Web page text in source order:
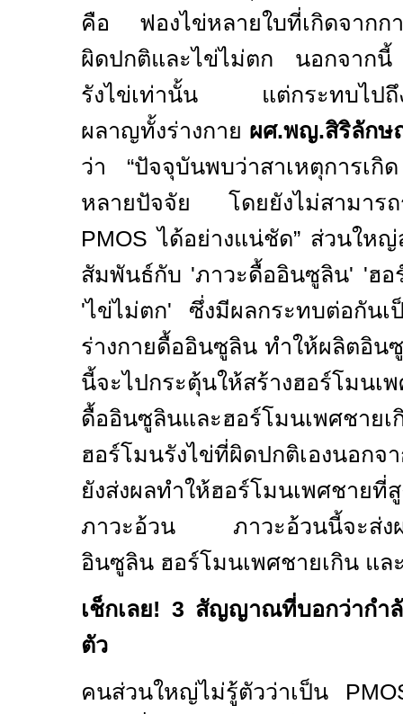
คือ ฟองไข่หลายใบที่เกิดจากก
ผิดปกติและไข่ไม่ตก นอกจาก
รังไข่เท่านั้น แต่กระทบไปถึง
ผลาญทั้งร่างกาย ผศ.พญ.สิริลักษ
ว่า “ปัจจุบันพบว่าสาเหตุการเ
หลายปัจจัย โดยยังไม่สามารถ
PMOSได้อย่างแน่ชัด” ส่วนให
สัมพันธ์กับ 'ภาวะดื้ออินซูลิน' 'ฮอ
'ไข่ไม่ตก' ซึ่งมีผลกระทบต่อกัน
ร่างกายดื้ออินซูลิน ทำให้ผลิตอิน
นี้จะไปกระตุ้นให้สร้างฮอร์โมน
ดื้ออินซูลินและฮอร์โมนเพศชายเ
ฮอร์โมนรังไข่ที่ผิดปกติเองนอกจ
ยังส่งผลทำให้ฮอร์โมนเพศชา
ภาวะอ้วน ภาวะอ้วนนี้จะส่งผ
อินซูลิน ฮอร์โมนเพศชายเกิน แล
เช็กเลย! 3 สัญญาณที่บอกว่ากำ
ตัว
คนส่วนใหญ่ไม่รู้ตัวว่าเป็น